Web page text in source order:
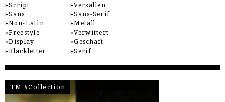
Script
Sans
Non-Latin
Freestyle
Display
Blackletter
Versalien
Sans-Serif
Metall
Verwittert
Geschäft
Serif
TM #Collection